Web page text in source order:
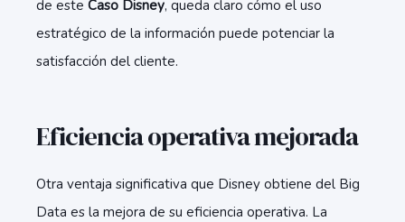
de este Caso Disney, queda claro cómo el uso
estratégico de la información puede potenciar la
satisfacción del cliente.
Eficiencia operativa mejorada
Otra ventaja significativa que Disney obtiene del Big
Data es la mejora de su eficiencia operativa. La